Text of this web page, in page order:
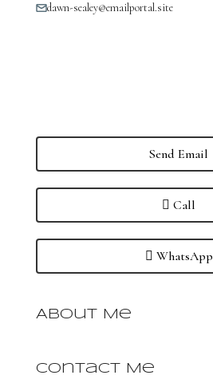
dawn-sealey@emailportal.site
Send Email
Call
WhatsApp
About Me
Contact Me